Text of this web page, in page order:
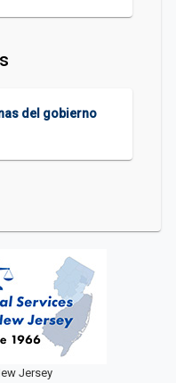
del gobierno
Jersey